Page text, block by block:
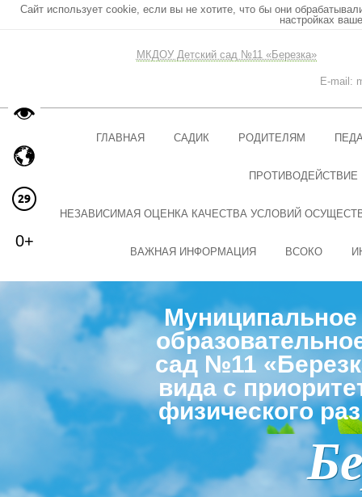
Сайт использует cookie, если вы не хотите, что бы они
настройках
МКДОУ Детский сад №11 «Березка»
E-mail:
ГЛАВНАЯ САДИК РОДИТЕЛЯМ
ПРОТИВОДЕЙСТВИЕ
НЕЗАВИСИМАЯ ОЦЕНКА КАЧЕСТВА УСЛОВИЙ
ВАЖНАЯ ИНФОРМАЦИЯ ВСОКО
Муниципальное
сад №11
вида с
физического
0+